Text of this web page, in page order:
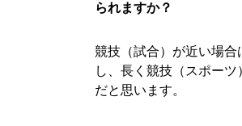
られますか？
競技（試合）が近い場
し、長く競技（スポー
だと思います。